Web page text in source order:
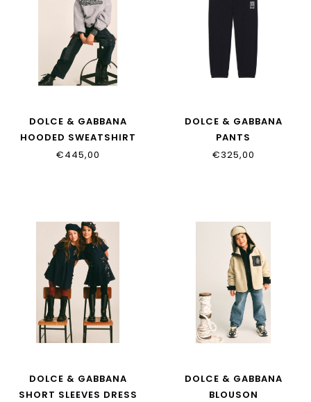
DOLCE & GABBANA
HOODED SWEATSHIRT
L4JWNV_G7P6L_S9000
€445,00
DOLCE & GABBANA
PANTS
L4JPLQ_G7P6I_B6712
€325,00
DOLCE & GABBANA
SHORT SLEEVES DRESS
DOLCE & GABBANA
BLOUSON